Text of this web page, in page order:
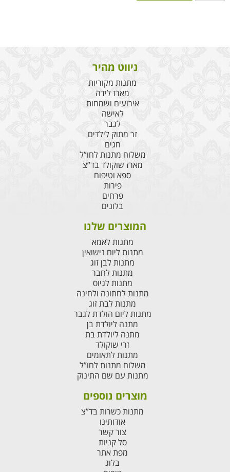
ניווט מהיר
מתנות מקוריות
מארז לידה
אירועים ושמחות
לאישה
לגבר
זר מתוק לילדים
חגים
משלוח מתנות לחו”ל
מארז שוקולד בד”צ
ספא וטיפוח
פירות
פרחים
בלונים
המוצרים שלנו
מתנות לאמא
מתנות ליום נישואין
מתנות לבן זוג
מתנות לחבר
מתנות לגיוס
מתנות לחתונה ולחינה
מתנות לבת זוג
מתנות ליום הולדת לגבר
מתנה ליולדת בן
מתנה ליולדת בת
זרי שוקולד
מתנות לתאומים
משלוח מתנות לחו”ל
מתנות עם שם התינוק
מוצרים נוספים
מתנות כשרות בד”צ
אודותינו
צור קשר
סל קניות
מפת אתר
בלוג